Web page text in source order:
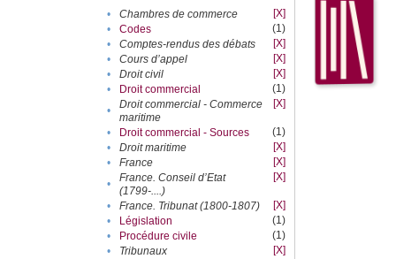
•
Chambres de commerce
[X]
•
Codes
(1)
•
Comptes-rendus des débats
[X]
•
Cours d’appel
[X]
•
Droit civil
[X]
•
Droit commercial
(1)
•
Droit commercial - Commerce
maritime
[X]
• Droit commercial - Sources
(1)
•
Droit maritime
[X]
•
France
[X]
•
France. Conseil d’Etat
(1799-....)
[X]
• France. Tribunat (1800-1807)
[X]
•
Législation
(1)
•
Procédure civile
(1)
•
Tribunaux
[X]